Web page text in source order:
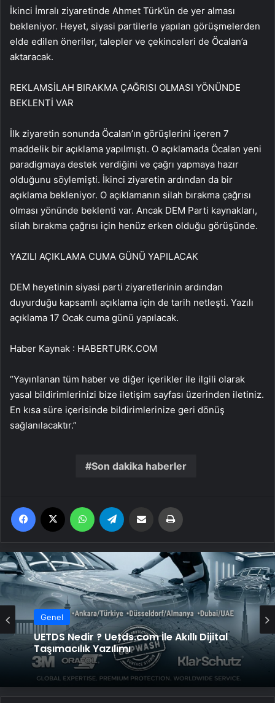
İkinci İmralı ziyaretinde Ahmet Türk’ün de yer alması
bekleniyor. Heyet, siyasi partilerle yapılan görüşmelerden
elde edilen öneriler, talepler ve çekinceleri de Öcalan’a
aktaracak.
REKLAMSİLAH BIRAKMA ÇAĞRISI OLMASI YÖNÜNDE
BEKLENTİ VAR
İlk ziyaretin sonunda Öcalan’ın görüşlerini içeren 7
maddelik bir açıklama yapılmıştı. O açıklamada Öcalan yeni
paradigmaya destek verdiğini ve çağrı yapmaya hazır
olduğunu söylemişti. İkinci ziyaretin ardından da bir
açıklama bekleniyor. O açıklamanın silah bırakma çağrısı
olması yönünde beklenti var. Ancak DEM Parti kaynakları,
silah bırakma çağrısı için henüz erken olduğu görüşünde.
YAZILI AÇIKLAMA CUMA GÜNÜ YAPILACAK
DEM heyetinin siyasi parti ziyaretlerinin ardından
duyurduğu kapsamlı açıklama için de tarih netleşti. Yazılı
açıklama 17 Ocak cuma günü yapılacak.
Haber Kaynak : HABERTURK.COM
“Yayınlanan tüm haber ve diğer içerikler ile ilgili olarak
yasal bildirimlerinizi bize iletişim sayfası üzerinden iletiniz.
En kısa süre içerisinde bildirimlerinize geri dönüş
sağlanılacaktır.”
Son dakika haberler
Facebook WhatsApp Email'den paylaş
Genel
UETDS Nedir ? Uetds.com İle Akıllı Dijital
Taşımacılık Yazılımı